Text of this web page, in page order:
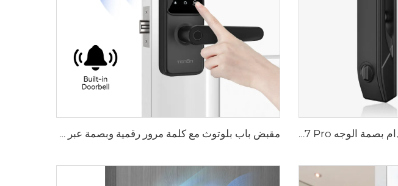
قفل ذكي تلقائي للباب باستخدام بصمة الوجه D7 Pro مقبض باب بلوتوث مع كلمة مرور رقمية وبصمة عبر واي فاي Tenon K8